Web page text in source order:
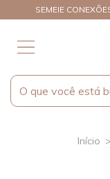
SEMEIE
Início >